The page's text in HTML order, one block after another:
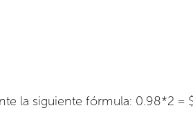
la siguiente fórmula: 0.98*2 =